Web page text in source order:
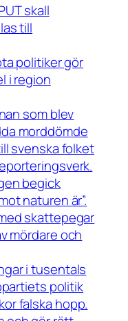
skall
till
politiker gör
i region
som blev
morddömde
svenska folket
begick
naturen är”.
skattepegar
mördare och
i tusentals
politik
falska hopp.